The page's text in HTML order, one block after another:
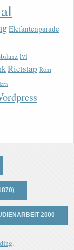
Elefantenparade
lvi
Rietstap Rom
2000
.